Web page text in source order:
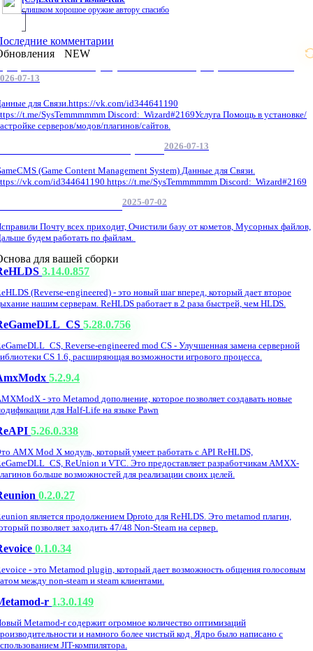
слишком хорошое оружие автору спасибо
комментарии
NEW
07-13
для Связи.https://vk.com/id344641190
t.me/SysTemmmmmm Discord: Wizard#2169Услуга Помощь в установке/
серверов/модов/плагинов/сайтов.
2026-07-13
(Game Content Management System) Данные для Связи.
vk.com/id344641190 https://t.me/SysTemmmmmm Discord: Wizard#2169
2025-07-02
Почту всех приходит, Очистили базу от кометов, Мусорных файлов,
будем работать по файлам.
для вашей сборки
3.14.0.857
(Reverse-engineered) - это новый шаг вперед, который дает второе
нашим серверам. ReHLDS работает в 2 раза быстрей, чем HLDS.
5.28.0.756
Reverse-engineered mod CS - Улучшенная замена серверной
CS 1.6, расширяющая возможности игрового процесса.
5.2.9.4
- это Metamod дополнение, которое позволяет создавать новые
для Half-Life на языке Pawn
5.26.0.338
AMX Mod X модуль, который умеет работать с API ReHLDS,
ReUnion и VTC. Это предоставляет разработчикам AMXX-
больше возможностей для реализации своих целей.
0.2.0.27
является продолжением Dproto для ReHLDS. Это metamod плагин,
позволяет заходить 47/48 Non-Steam на сервер.
0.1.0.34
- это Metamod plugin, который дает возможность общения голосовым
между non-steam и steam клиентами.
r 1.3.0.149
Metamod-r содержит огромное количество оптимизаций
и намного более чистый код. Ядро было написано с
JIT-компилятора.